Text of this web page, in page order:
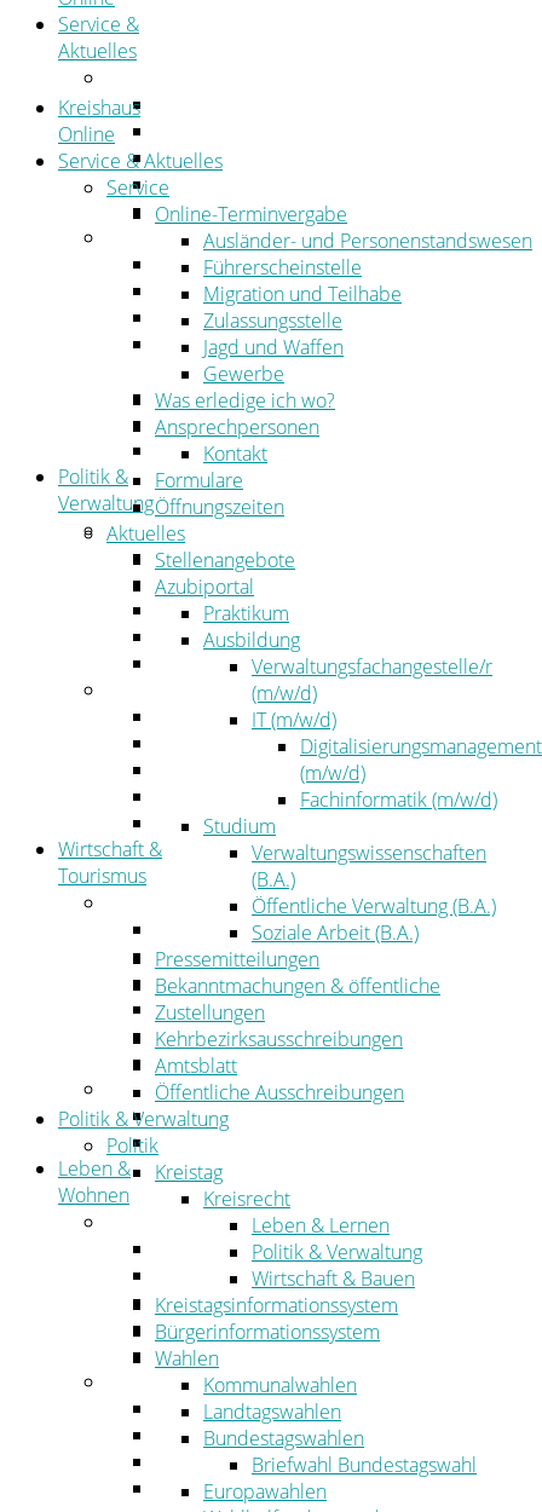
Service &
Aktuelles
Ansprechpersonen
Formulare
Öffnungszeiten
Aktuelles
Stellenangebote
Azubiportal
Pressemitteilungen
Bekanntmachungen & öffentliche
Zustellungen
Kehrbezirksausschreibungen
Amtsblatt
Öffentliche Ausschreibungen
Politik &
Verwaltung
Politik
Kreistag
Kreistagsinformationssystem
Bürgerinformationssystem
Wahlen
Der Landrat
Kommunalaufsicht
Zahlen, Daten, Fakten
Wirtschaft &
Tourismus
Wirtschaftsförderung
Gewerbeflächen und Unternehmen
Arbeitgeberservice
Mobilfunk & Breitband
Straßen- und Radwegebau
Landwirtschaft
Tourismus
Freizeit und Urlaub im Landkreis
Veranstaltungen
Leben &
Wohnen
Migration
Schulen, Bildung, Sport und Kultur
Soziales
Gesundheit
Jugend, Familie und Senioren
Bauen und Planen
Abfall
Umwelt
Kreishaus
Online
Service & Aktuelles
Service
Online-Terminvergabe
Ausländer- und Personenstandswesen
Führerscheinstelle
Migration und Teilhabe
Zulassungsstelle
Jagd und Waffen
Gewerbe
Was erledige ich wo?
Ansprechpersonen
Kontakt
Formulare
Öffnungszeiten
Aktuelles
Stellenangebote
Azubiportal
Praktikum
Ausbildung
Verwaltungsfachangestelle/r
(m/w/d)
IT (m/w/d)
Digitalisierungsmanagement
(m/w/d)
Fachinformatik (m/w/d)
Studium
Verwaltungswissenschaften
(B.A.)
Öffentliche Verwaltung (B.A.)
Soziale Arbeit (B.A.)
Pressemitteilungen
Bekanntmachungen & öffentliche
Zustellungen
Kehrbezirksausschreibungen
Amtsblatt
Öffentliche Ausschreibungen
Politik & Verwaltung
Politik
Kreistag
Kreisrecht
Leben & Lernen
Politik & Verwaltung
Wirtschaft & Bauen
Kreistagsinformationssystem
Bürgerinformationssystem
Wahlen
Kommunalwahlen
Landtagswahlen
Bundestagswahlen
Briefwahl Bundestagswahl
Europawahlen